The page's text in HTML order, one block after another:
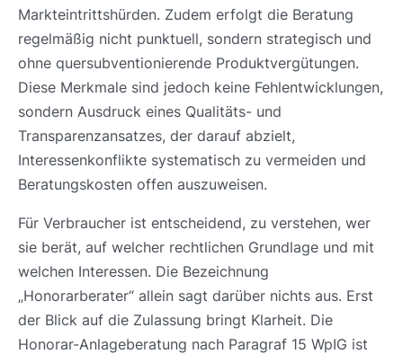
Markteintrittshürden. Zudem erfolgt die Beratung
regelmäßig nicht punktuell, sondern strategisch und
ohne quersubventionierende Produktvergütungen.
Diese Merkmale sind jedoch keine Fehlentwicklungen,
sondern Ausdruck eines Qualitäts- und
Transparenzansatzes, der darauf abzielt,
Interessenkonflikte systematisch zu vermeiden und
Beratungskosten offen auszuweisen.
Für Verbraucher ist entscheidend, zu verstehen, wer
sie berät, auf welcher rechtlichen Grundlage und mit
welchen Interessen. Die Bezeichnung
„Honorarberater“ allein sagt darüber nichts aus. Erst
der Blick auf die Zulassung bringt Klarheit. Die
Honorar-Anlageberatung nach Paragraf 15 WpIG ist